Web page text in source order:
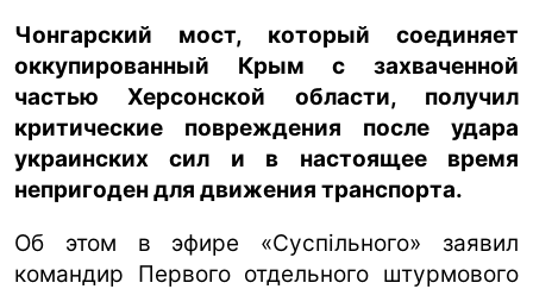
Чонгарский мост, который соединяет
оккупированный Крым с захваченной
частью Херсонской области, получил
критические повреждения после удара
украинских сил и в настоящее время
непригоден для движения транспорта.
Об этом в эфире «Суспільного» заявил
командир Первого отдельного штурмового